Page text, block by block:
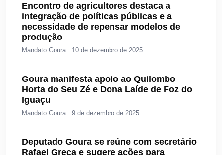
Encontro de agricultores destaca a
integração de políticas públicas e a
necessidade de repensar modelos de
produção
Mandato Goura 10 de dezembro de 2025
Goura manifesta apoio ao Quilombo
Horta do Seu Zé e Dona Laíde de Foz do
Iguaçu
Mandato Goura 9 de dezembro de 2025
Deputado Goura se reúne com secretário
Rafael Greca e sugere ações para